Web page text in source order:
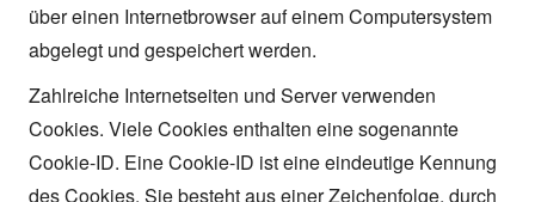
über einen Internetbrowser auf einem Computersystem
abgelegt und gespeichert werden.
Zahlreiche Internetseiten und Server verwenden
Cookies. Viele Cookies enthalten eine sogenannte
Cookie-ID. Eine Cookie-ID ist eine eindeutige Kennung
des Cookies. Sie besteht aus einer Zeichenfolge, durch